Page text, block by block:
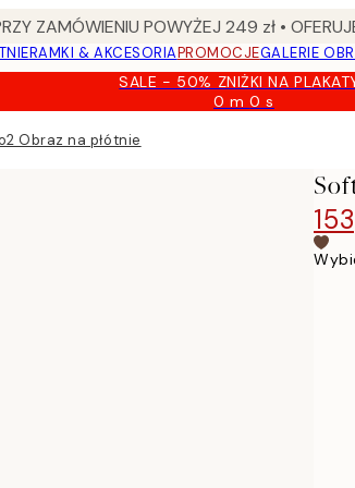
ZAMÓWIENIU POWYŻEJ 249 zł •
RAMKI & AKCESORIAPROMOCJEGALERIE
SALE - 50% ZNIŻKI NA
0 m0 s
Ważny
Obraz na płótnie